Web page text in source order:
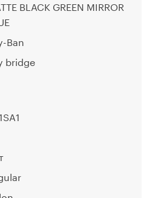
BLACK GREEN MIRROR
Ban
bridge